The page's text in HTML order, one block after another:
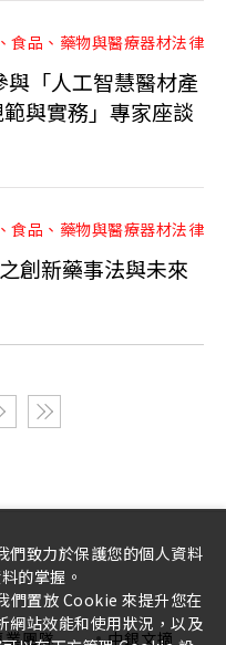
食品、藥物與醫療器材法律
與「人工智慧醫材產
與實務」專家座談
食品、藥物與醫療器材法律
創新藥事法與未來
業團隊 中銀文摘
們致力於保護您的個人資料
的掌握。
們置放 Cookie 來提升您在
網站效能和使用狀況，以及